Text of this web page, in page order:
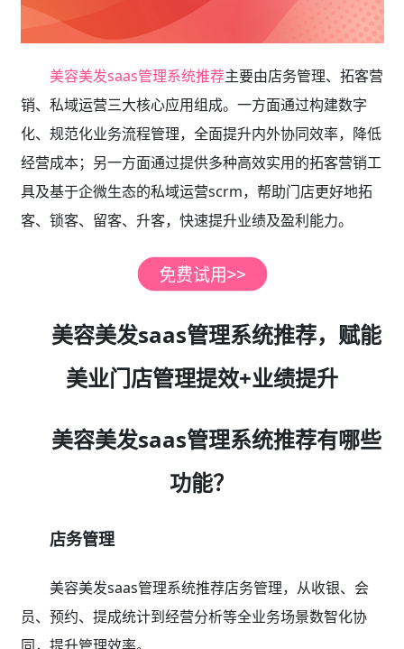
美容美发saas管理系统推荐主要由店务管理、拓客营
销、私域运营三大核心应用组成。一方面通过构建数字
化、规范化业务流程管理，全面提升内外协同效率，降低
经营成本；另一方面通过提供多种高效实用的拓客营销工
具及基于企微生态的私域运营scrm，帮助门店更好地拓
客、锁客、留客、升客，快速提升业绩及盈利能力。
美容美发saas管理系统推荐，赋能
美业门店管理提效+业绩提升
美容美发saas管理系统推荐有哪些
功能？
店务管理
美容美发saas管理系统推荐店务管理，从收银、会
员、预约、提成统计到经营分析等全业务场景数智化协